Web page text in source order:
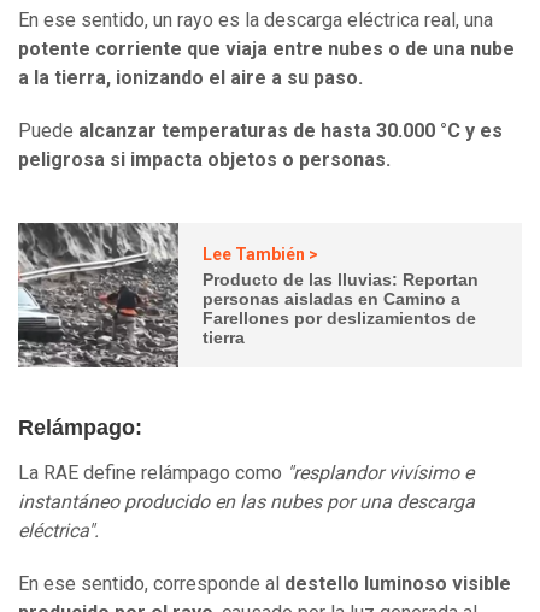
En ese sentido, un rayo es la descarga eléctrica real, una
potente corriente que viaja entre nubes o de una nube
a la tierra, ionizando el aire a su paso.
Puede alcanzar temperaturas de hasta 30.000 °C y es
peligrosa si impacta objetos o personas.
Lee También >
Producto de las lluvias: Reportan
personas aisladas en Camino a
Farellones por deslizamientos de
tierra
Relámpago:
La RAE define relámpago como "resplandor vivísimo e
instantáneo producido en las nubes por una descarga
eléctrica".
En ese sentido, corresponde al destello luminoso visible